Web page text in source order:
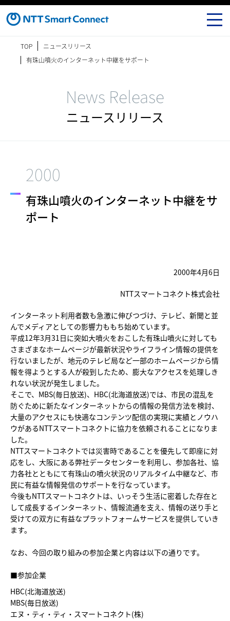
TOP
ニュースリリース
有珠山噴火のインターネット中継をサポート
News Release
ニュースリリース
2000
有珠山噴火のインターネット中継をサ
ポート
2000年4月6日
NTTスマートコネクト株式会社
インターネット利用者数も急激に伸びつづけ、テレビ、新聞と並
んでメディアとしての影響力ももち始めています。
平成12年3月31日に突如大噴火をおこした有珠山噴火に対しても
さまざまなホームページが最新状況やライフライン情報の提供を
行ないましたが、地元のテレビ局など一部のホームページから情
報を得ようとする人が殺到したため、膨大なアクセスを処理しき
れない状況が発生しました。
そこで、MBS(毎日放送)、HBC(北海道放送)では、市民の混乱を
防ぐために新たなインターネットからの情報の発信方法を検討、
大量のアクセスにも快適なコンテンツ配信の実現に実績とノウハ
ウがあるNTTスマートコネクトに協力を依頼されることになりま
した。
NTTスマートコネクトでは災害時であることを優先して即座に対
応をし、大阪にある弊社データセンターを利用し、参加各社、協
力各社とともにて有珠山の噴火状況のリアルタイム中継など、市
民に有益な情報発信のサポートを行なっています。
今後もNTTスマートコネクトは、いっそう生活に密着した存在と
して成長するインターネット、情報流通を支え、情報の送り手と
受けての双方に有益なプラットフォームサービスを提供していき
ます。
なお、今回の取り組みの参加企業と内容は以下の通りです。
■参加企業
HBC(北海道放送)
MBS(毎日放送)
エヌ・ティ・ティ・スマートコネクト(株)